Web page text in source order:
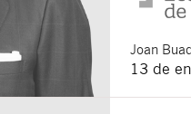
Joan
13 de